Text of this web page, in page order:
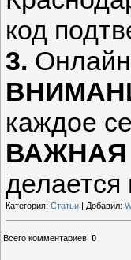
код
3.
каждое
Категория: Статьи | Добавил:
Всего комментариев: 0